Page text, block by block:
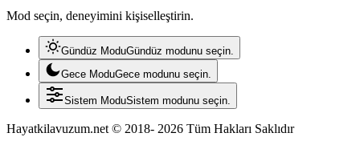
Mod seçin, deneyimini kişiselleştirin.
Gündüz ModuGündüz modunu seçin.
Gece ModuGece modunu seçin.
Sistem ModuSistem modunu seçin.
Hayatkilavuzum.net © 2018- 2026 Tüm Hakları Saklıdır